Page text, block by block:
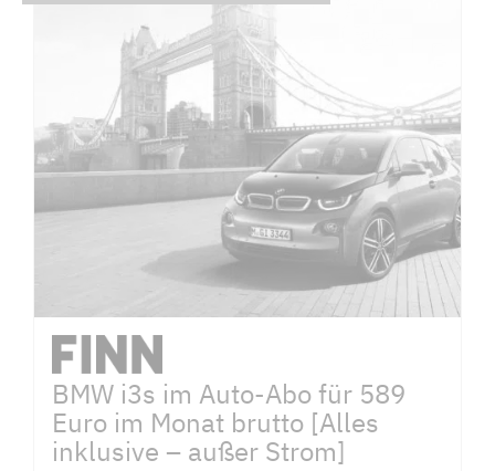
BMW i3s im Auto-Abo für 589
Euro im Monat brutto [Alles
inklusive – außer Strom]